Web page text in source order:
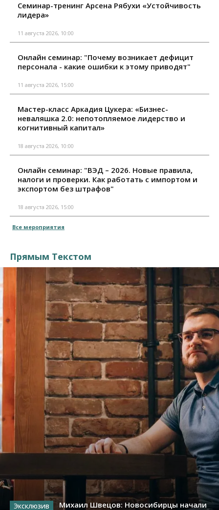
Семинар-тренинг Арсена Рябухи «Устойчивость
лидера»
11 августа 2026, 10:00
Онлайн семинар: "Почему возникает дефицит
персонала - какие ошибки к этому приводят"
11 августа 2026, 15:00
Мастер-класс Аркадия Цукера: «Бизнес-
неваляшка 2.0: непотопляемое лидерство и
когнитивный капитал»
18 августа 2026, 10:00
Онлайн семинар: "ВЭД – 2026. Новые правила,
налоги и проверки. Как работать с импортом и
экспортом без штрафов"
18 августа 2026, 15:00
Все мероприятия
Прямым Текстом
Михаил Швецов: Новосибирцы начали